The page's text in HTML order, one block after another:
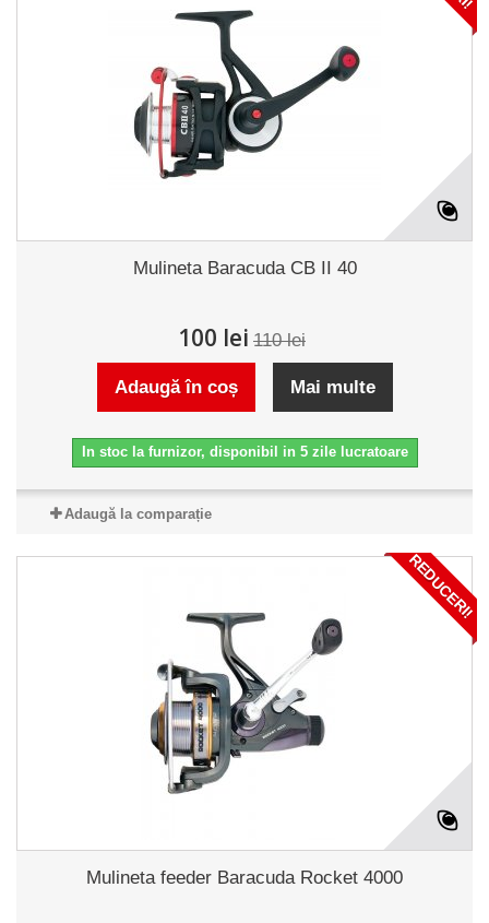
Mulineta Baracuda CB II 40
100 lei 110 lei
Adaugă în coș Mai multe
In stoc la furnizor, disponibil in 5 zile lucratoare
Adaugă la comparație
REDUCERI!
Mulineta feeder Baracuda Rocket 4000